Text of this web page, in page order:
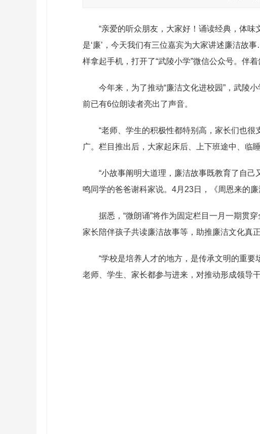
“亲爱的听众朋友，大家好！诵读经典，体
是‘廉’，今天我们有三位嘉宾为大家讲述廉洁故
样拿起手机，打开了“武陵小学”微信公众号。伴
今年来，为了推动“廉洁文化进校园”，武陵
前已有6位朗读者亮出了声音。
“老师、学生的积极性都特别高，家长们也
广。栏目推出后，大家起床后、上下班途中、临
“小故事阐明大道理，廉洁故事既教育了自
鸣同学的爸爸谢科家说。4月23日，《周恩来的廉
据悉，“微朗诵”将作为固定栏目一月一期贯
家长陪伴孩子共读廉洁故事等，助推廉洁文化真正
“学校是培养人才的地方，是传承文明的重
老师、学生、家长都参与进来，对推动形成领导